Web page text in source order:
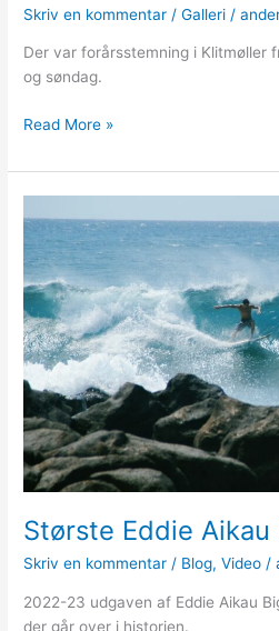
Skriv en kommentar /Galleri /
Der var forårsstemning i Klitmøller
og søndag.
Forår
havgus
i
Klitmøller
Read More »
Største Eddie Aikau
Skriv en kommentar / Blog,Video /
2022-23 udgaven af Eddie Aikau
der går over i historien.